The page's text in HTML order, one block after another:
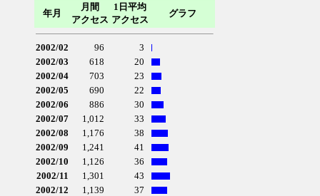
年月
月間
アクセス
1日平均
アクセス
グラフ
2002/02 96
3
2002/03
618
20
2002/04
703
23
2002/05
690
22
2002/06
886
30
2002/07
1,012
33
2002/08
1,176
38
2002/09
1,241
41
2002/10
1,126
36
2002/11
1,301
43
2002/12
1,139 37